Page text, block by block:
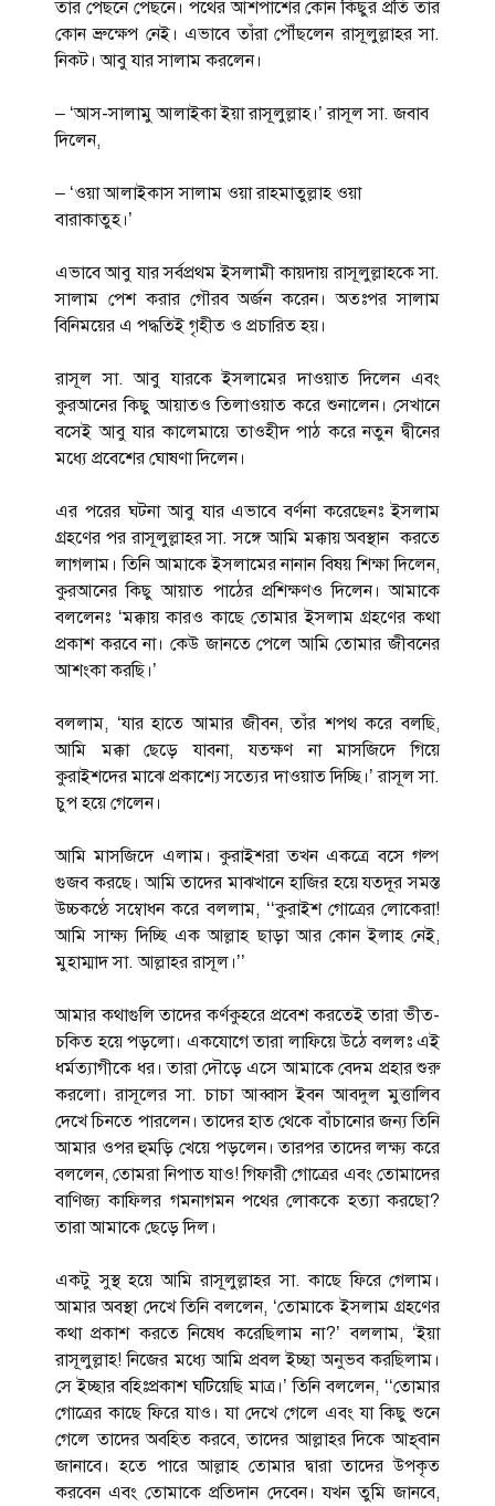
তাঁর পেছনে পেছনে। পথের আশপাশের কোন কিছুর প্রতি তাঁর
কোন ভ্রুক্ষেপ নেই। এভাবে তাঁরা পৌঁছলেন রাসূলুল্লাহর সা.
নিকট। আবু যার সালাম করলেন।
– ‘আস-সালামু আলাইকা ইয়া রাসূলুল্লাহ।’ রাসূল সা. জবাব
দিলেন,
– ‘ওয়া আলাইকাস সালাম ওয়া রাহমাতুল্লাহ ওয়া
বারাকাতুহ।’
এভাবে আবু যার সর্বপ্রথম ইসলামী কায়দায় রাসূলুল্লাহকে সা.
সালাম পেশ করার গৌরব অর্জন করেন। অতঃপর সালাম
বিনিময়ের এ পদ্ধতিই গৃহীত ও প্রচারিত হয়।
রাসূল সা. আবু যারকে ইসলামের দাওয়াত দিলেন এবং
কুরআনের কিছু আয়াতও তিলাওয়াত করে শুনালেন। সেখানে
বসেই আবু যার কালেমায়ে তাওহীদ পাঠ করে নতুন দ্বীনের
মধ্যে প্রবেশের ঘোষণা দিলেন।
এর পরের ঘটনা আবু যার এভাবে বর্ণনা করেছেনঃ ইসলাম
গ্রহণের পর রাসূলুল্লাহর সা. সঙ্গে আমি মক্কায় অবস্থান করতে
লাগলাম। তিনি আমাকে ইসলামের নানান বিষয় শিক্ষা দিলেন,
কুরআনের কিছু আয়াত পাঠের প্রশিক্ষণও দিলেন। আমাকে
বললেনঃ ‘মক্কায় কারও কাছে তোমার ইসলাম গ্রহণের কথা
প্রকাশ করবে না। কেউ জানতে পেলে আমি তোমার জীবনের
আশংকা করছি।’
বললাম, ‘যার হাতে আমার জীবন, তাঁর শপথ করে বলছি,
আমি মক্কা ছেড়ে যাবনা, যতক্ষণ না মাসজিদে গিয়ে
কুরাইশদের মাঝে প্রকাশ্যে সত্যের দাওয়াত দিচ্ছি।’ রাসূল সা.
চুপ হয়ে গেলেন।
আমি মাসজিদে এলাম। কুরাইশরা তখন একত্রে বসে গল্প
গুজব করছে। আমি তাদের মাঝখানে হাজির হয়ে যতদূর সমস্ত
উচ্চকণ্ঠে সম্বোধন করে বললাম, ‘‘কুরাইশ গোত্রের লোকেরা!
আমি সাক্ষ্য দিচ্ছি এক আল্লাহ ছাড়া আর কোন ইলাহ নেই,
মুহাম্মাদ সা. আল্লাহর রাসূল।’’
আমার কথাগুলি তাদের কর্ণকুহরে প্রবেশ করতেই তারা ভীত-
চকিত হয়ে পড়লো। একযোগে তারা লাফিয়ে উঠে বললঃ এই
ধর্মত্যাগীকে ধর। তারা দৌড়ে এসে আমাকে বেদম প্রহার শুরু
করলো। রাসূলের সা. চাচা আব্বাস ইবন আবদুল মুত্তালিব
দেখে চিনতে পারলেন। তাদের হাত থেকে বাঁচানোর জন্য তিনি
আমার ওপর হুমড়ি খেয়ে পড়লেন। তারপর তাদের লক্ষ্য করে
বললেন, তোমরা নিপাত যাও! গিফারী গোত্রের এবং তোমাদের
বাণিজ্য কাফিলর গমনাগমন পথের লোককে হত্যা করছো?
তারা আমাকে ছেড়ে দিল।
একটু সুস্থ হয়ে আমি রাসূলুল্লাহর সা. কাছে ফিরে গেলাম।
আমার অবস্থা দেখে তিনি বললেন, ‘তোমাকে ইসলাম গ্রহণের
কথা প্রকাশ করতে নিষেধ করেছিলাম না?’ বললাম, ‘ইয়া
রাসূলুল্লাহ! নিজের মধ্যে আমি প্রবল ইচ্ছা অনুভব করছিলাম।
সে ইচ্ছার বহিঃপ্রকাশ ঘটিয়েছি মাত্র।’ তিনি বললেন, ‘‘তোমার
গোত্রের কাছে ফিরে যাও। যা দেখে গেলে এবং যা কিছু শুনে
গেলে তাদের অবহিত করবে, তাদের আল্লাহর দিকে আহ্‌বান
জানাবে। হতে পারে আল্লাহ তোমার দ্বারা তাদের উপকৃত
করবেন এবং তোমাকে প্রতিদান দেবেন। যখন তুমি জানবে,